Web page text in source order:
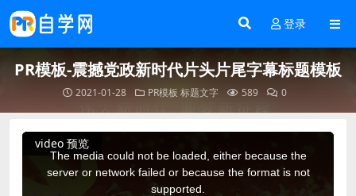
登录
PR模板-震撼党政新时代片头片尾字幕标题模板
2021-01-28 PR模板 标题文字 589 0
video 预览
This
The media could not be loaded, either because the
server or network failed or because the format is not
supported.